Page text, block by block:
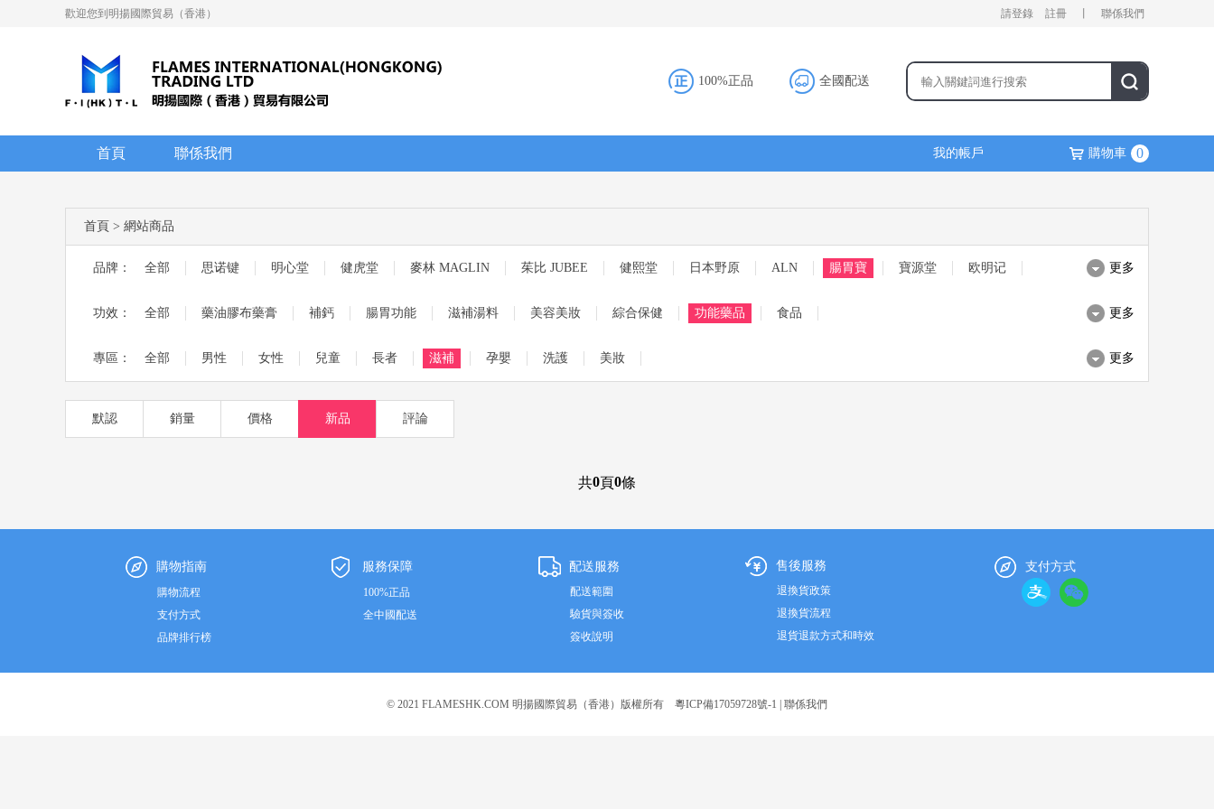
歡迎您到明揚國際貿易（香港） 請登錄 註冊 聯係我們
100%正品 全國配送
首頁 聯係我們 我的帳戶 購物車 0
首頁 > 網站商品
品牌： 全部 思诺键 明心堂 健虎堂 麥林 MAGLIN 茱比 JUBEE 健熙堂 日本野原 ALN 腸胃寶 寶源堂 欧明记 更多
功效： 全部 藥油膠布藥膏 補鈣 腸胃功能 滋補湯料 美容美妝 綜合保健 功能藥品 食品 更多
專區： 全部 男性 女性 兒童 長者 滋補 孕嬰 洗護 美妝 更多
默認 銷量 價格 新品 評論
共0頁0條
購物指南
購物流程
支付方式
品牌排行榜
服務保障
100%正品
全中國配送
配送服務
配送範圍
驗貨與簽收
簽收說明
售後服務
退換貨政策
退換貨流程
退貨退款方式和時效
支付方式
© 2021 FLAMESHK.COM 明揚國際貿易（香港）版權所有 粵ICP備17059728號-1 聯係我們